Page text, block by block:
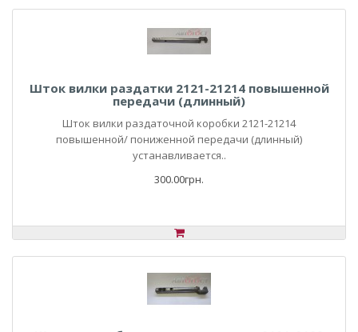
Шток вилки раздатки 2121-21214 повышенной
передачи (длинный)
Шток вилки раздаточной коробки 2121-21214
повышенной/ пониженной передачи (длинный)
устанавливается..
300.00грн.